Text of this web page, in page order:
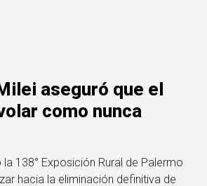
aseguró que el
como nunca
la 138° Exposición Rural de Palermo
hacia la eliminación definitiva de